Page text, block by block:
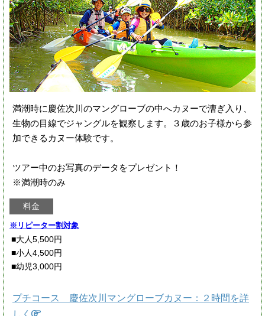
満潮時に慶佐次川のマングローブの中へカヌーで漕ぎ入り、
生物の目線でジャングルを観察します。３歳のお子様から参
加できるカヌー体験です。
ツアー中のお写真のデータをプレゼント！
※満潮時のみ
料金
※リピーター割対象
■大人5,500円
■小人4,500円
■幼児3,000円
プチコース 慶佐次川マングローブカヌー：２時間を詳
しく